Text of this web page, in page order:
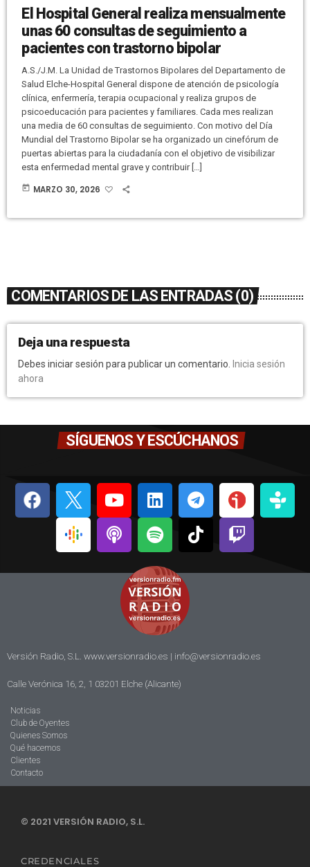
El Hospital General realiza mensualmente
unas 60 consultas de seguimiento a
pacientes con trastorno bipolar
A.S./J.M. La Unidad de Trastornos Bipolares del Departamento de
Salud Elche-Hospital General dispone de atención de psicología
clínica, enfermería, terapia ocupacional y realiza grupos de
psicoeducación para pacientes y familiares. Cada mes realizan
una media de 60 consultas de seguimiento. Con motivo del Día
Mundial del Trastorno Bipolar se ha organizado un cinefórum de
puertas abiertas para la ciudadanía con el objetivo de visibilizar
esta enfermedad mental grave y contribuir […]
today MARZO 30, 2026
COMENTARIOS DE LAS ENTRADAS (0)
Deja una respuesta
Debes iniciar sesión para publicar un comentario.
Inicia sesión
ahora
SÍGUENOS Y ESCÚCHANOS
Versión Radio, S.L. www.versionradio.es | info@versionradio.es
Calle Verónica 16, 2, 1 03201 Elche (Alicante)
Noticias
Club de Oyentes
Quienes Somos
Qué hacemos
Clientes
Contacto
© 2021 VERSIÓN RADIO, S.L.
CREDENCIALES